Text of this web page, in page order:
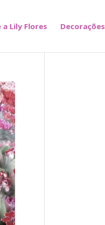
a Lily Flores Decorações